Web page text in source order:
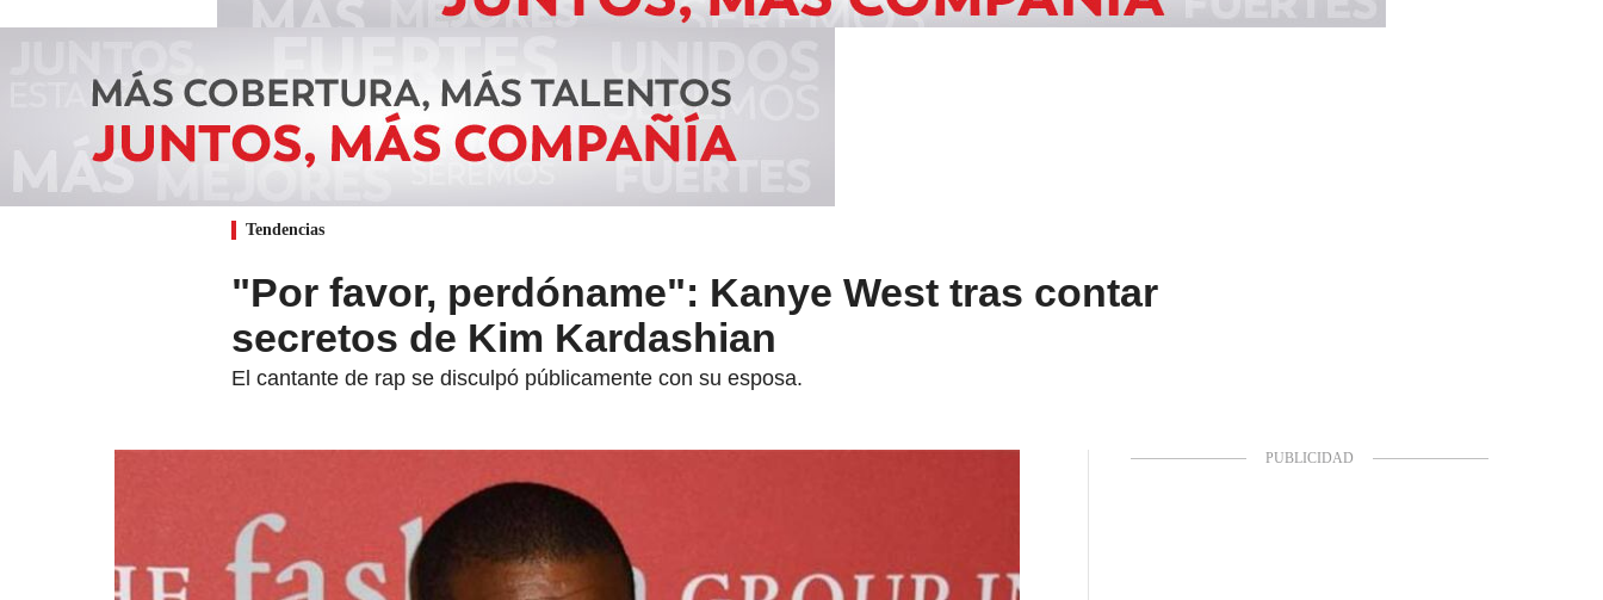
Tendencias
"Por favor, perdóname": Kanye West tras contar
secretos de Kim Kardashian
El cantante de rap se disculpó públicamente con su esposa.